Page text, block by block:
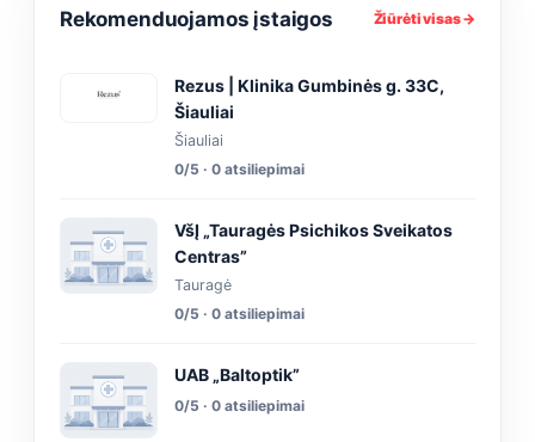
Rekomenduojamos įstaigos Žiūrėti visas →
Rezus | Klinika Gumbinės g. 33C,
Šiauliai
Šiauliai
0/5 · 0 atsiliepimai
VšĮ „Tauragės Psichikos Sveikatos
Centras”
Tauragė
0/5 · 0 atsiliepimai
UAB „Baltoptik”
0/5 · 0 atsiliepimai